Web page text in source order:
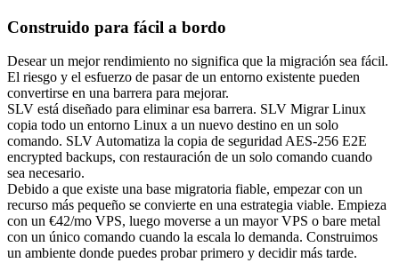
Construido para fácil a bordo
Desear un mejor rendimiento no significa que la migración sea fácil.
El riesgo y el esfuerzo de pasar de un entorno existente pueden
convertirse en una barrera para mejorar.
SLV está diseñado para eliminar esa barrera. SLV Migrar Linux
copia todo un entorno Linux a un nuevo destino en un solo
comando. SLV Automatiza la copia de seguridad AES-256 E2E
encrypted backups, con restauración de un solo comando cuando
sea necesario.
Debido a que existe una base migratoria fiable, empezar con un
recurso más pequeño se convierte en una estrategia viable. Empieza
con un €42/mo VPS, luego moverse a un mayor VPS o bare metal
con un único comando cuando la escala lo demanda. Construimos
un ambiente donde puedes probar primero y decidir más tarde.